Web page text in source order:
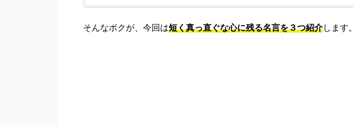
そんなボクが、今回は短く真っ直ぐな心に残る名言を３つ紹介します。